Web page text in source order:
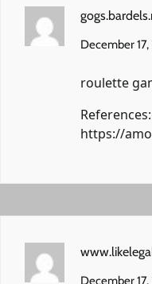
December
roulette
References:
https://
December